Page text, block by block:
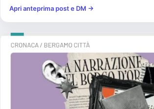
Apri anteprima post e DM →